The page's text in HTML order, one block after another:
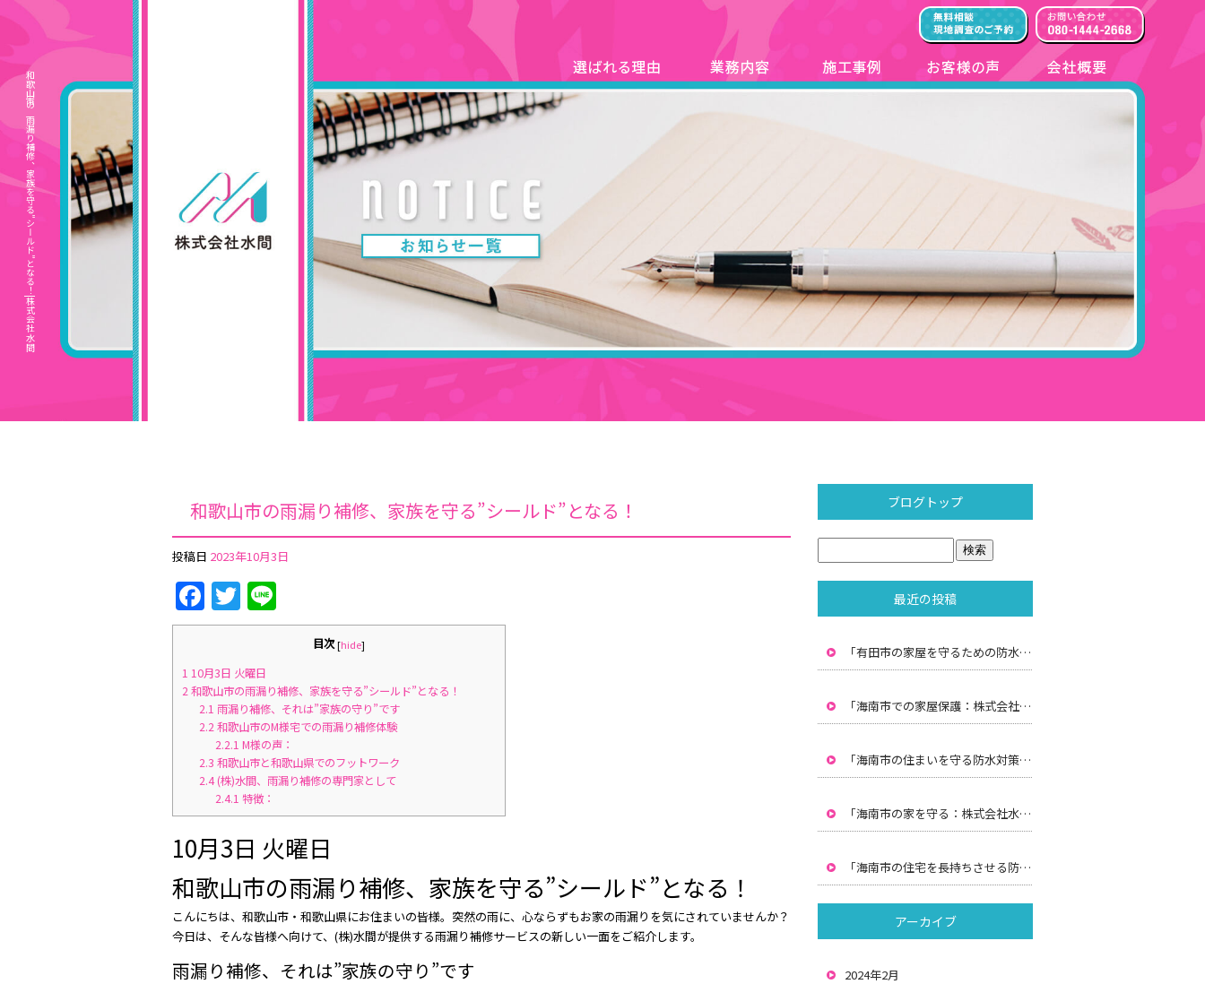
和歌山市の雨漏り補修、家族を守る”シールド”となる！|株式会社水間
和歌山市の雨漏り補修、家族を守る”シールド”となる！
投稿日 2023年10月3日
Facebook
Twitter
目次[hide]
1 10月3日 火曜日
2和歌山市の雨漏り補修、家族を守る”シールド”となる！
2.1 雨漏り補修、それは”家族の守り”です
2.2和歌山市のM様宅での雨漏り補修体験
2.2.1 M様の声：
2.3 和歌山市と和歌山県でのフットワーク
2.4(株)水間、雨漏り補修の専門家として
2.4.1 特徴：
10月3日 火曜日
和歌山市の雨漏り補修、家族を守る”シールド”となる！
こんにちは、和歌山市・和歌山県にお住まいの皆様。突然の雨に、心ならずもお家の雨漏りを気にされていませんか？
今日は、そんな皆様へ向けて、(株)水間が提供する雨漏り補修サービスの新しい一面をご紹介します。
雨漏り補修、それは”家族の守り”です
ブログトップ
最近の投稿
「有田市の家屋を守るための防水対策：株式会社水間の専門技術」
「海南市での家屋保護：株式会社水間による雨漏り防止と防水対策」
「海南市の住まいを守る防水対策：株式会社水間のプロフェッショナルサービス」
「海南市の家を守る：株式会社水間による防水工事と雨漏りの解決策」
「海南市の住宅を長持ちさせる防水と雨漏り対策：株式会社水間の解決策」
アーカイブ
2024年2月